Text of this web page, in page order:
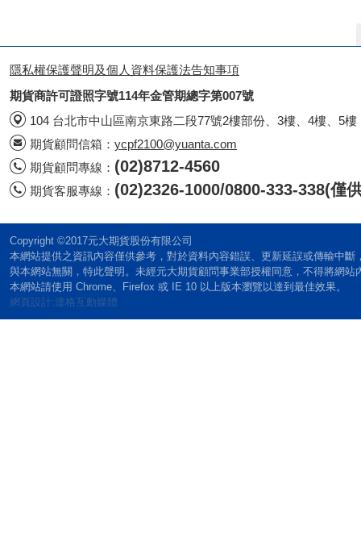
隱私權保護聲明及個人資料保護法告知事項
期貨商許可證照字號114年金管期總字第007號
104 台北市中山區南京東路二段77號2樓部份、3樓、4樓、5樓
期貨顧問信箱： ycpf2100@yuanta.com
期貨顧問專線： (02)8712-4560
期貨客服專線： (02)2326-1000/0800-333-338(僅
Copyright ©2017元大期貨股份有限公司
本網站提供之資訊內容僅供參考，對於資料內容錯誤、更新延誤或傳輸中
與本網站無關，特此聲明。未經元大期貨顧問事業部授權同意，不得將網站
本網站請使用 Chrome、Firefox 或 IE 10 以上版本瀏覽以達到最佳效果。
網頁設計:達格互動媒體